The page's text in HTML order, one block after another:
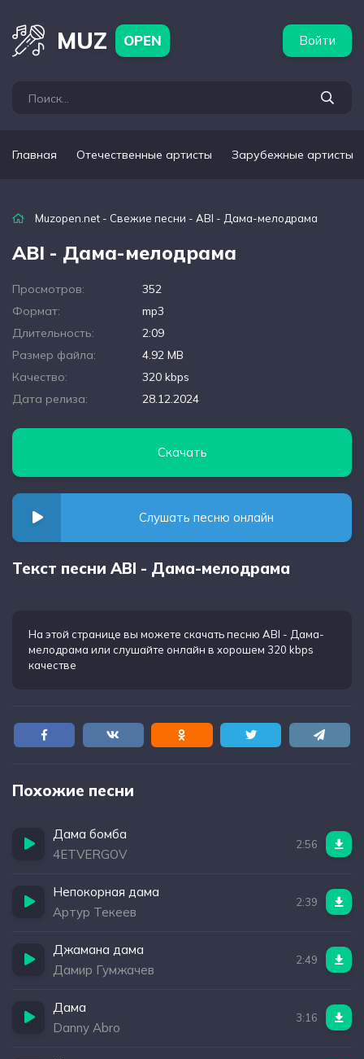
MUZ OPEN Войти
Главная Отечественные артисты Зарубежные артисты
Muzopen.net - Свежие песни - ABI - Дама-мелодрама
ABI - Дама-мелодрама
Просмотров:
352
Формат:
mp3
Длительность:
2:09
Размер файла:
4.92 MB
Качество:
320 kbps
Дата релиза:
28.12.2024
Скачать
Слушать песню онлайн
Текст песни ABI - Дама-мелодрама
На этой странице вы можете скачать песню ABI - Дама-
мелодрама или слушайте онлайн в хорошем 320 kbps
качестве
Похожие песни
Дама бомба
4ETVERGOV
2:56
Непокорная дама
Артур Текеев
2:39
Джамана дама
Дамир Гумжачев
2:49
Дама
Danny Abro
3:16
артисты Популярные подборки